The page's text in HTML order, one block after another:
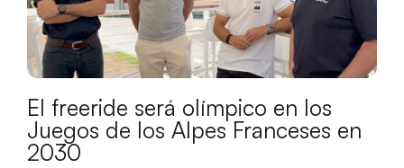
El freeride será olímpico en los
Juegos de los Alpes Franceses en
2030